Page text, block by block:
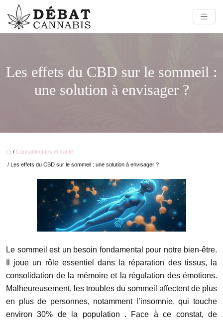
Les effets du CBD sur le sommeil :
une solution à envisager ?
/ Cannabinoïdes et santé
/ Les effets du CBD sur le sommeil : une solution à envisager ?
Le sommeil est un besoin fondamental pour notre bien-être.
Il joue un rôle essentiel dans la réparation des tissus, la
consolidation de la mémoire et la régulation des émotions.
Malheureusement, les troubles du sommeil affectent de plus
en plus de personnes, notamment l’insomnie, qui touche
environ30% de la population . Face à ce constat, de